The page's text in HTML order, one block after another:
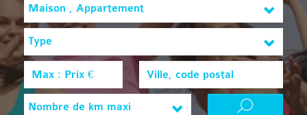
Maison , Appartement
Type
Nombre de km maxi